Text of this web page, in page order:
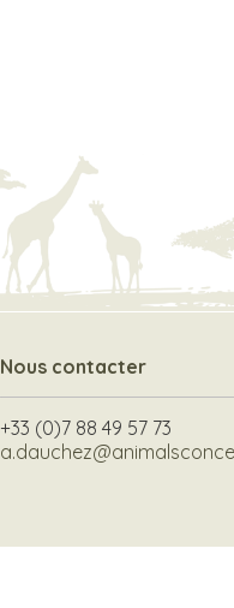
Nous contacter
+33 (0)7 88 49 57 73